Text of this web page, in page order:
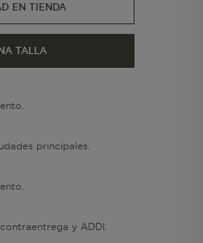
EN TIENDA
TALLA
principales.
y ADDI.